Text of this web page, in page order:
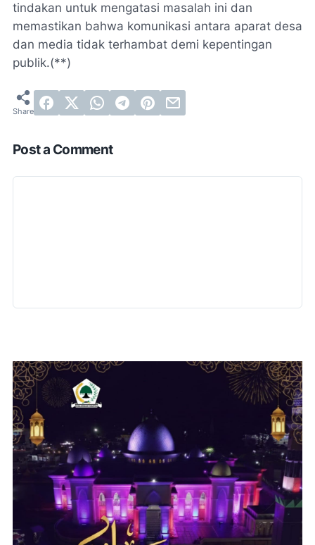
tindakan untuk mengatasi masalah ini dan
memastikan bahwa komunikasi antara aparat desa
dan media tidak terhambat demi kepentingan
publik.(**)
Post a Comment